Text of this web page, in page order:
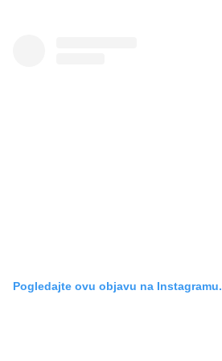
Pogledajte ovu objavu na Instagramu.